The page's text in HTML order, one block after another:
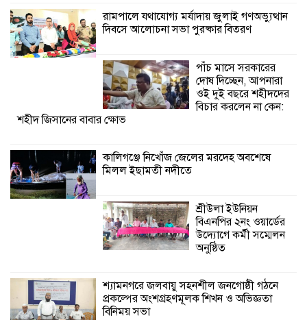
শ্রীউলা ইউনিয়ন
অনুষ্ঠিত
শ্যামনগরে জলবায়ু সহনশীল জনগোষ্ঠী গঠনে
প্রকল্পের অংশগ্রহণমূলক শিখন ও অভিজ্ঞতা
শ্যামনগরে বনবিভাগ ও সিএমসির সাথে
রামপালে যথাযোগ্য মর্যাদায় জুলাই গণঅভ্যুত্থান
দিবসে আলোচনা সভা পুরষ্কার বিতরণ
পাঁচ মাসে সরকারের
দোষ দিচ্ছেন, আপনারা
ওই দুই বছরে শহীদদের
বিচার করলেন না কেন:
শহীদ জিসানের বাবার ক্ষোভ
কালিগঞ্জে নিখোঁজ জেলের মরদেহ অবশেষে
মিলল ইছামতী নদীতে
শ্রীউলা ইউনিয়ন
বিএনপির ২নং ওয়ার্ডের
উদ্যোগে কর্মী সম্মেলন
অনুষ্ঠিত
শ্যামনগরে জলবায়ু সহনশীল জনগোষ্ঠী গঠনে
প্রকল্পের অংশগ্রহণমূলক শিখন ও অভিজ্ঞতা
বিনিময় সভা